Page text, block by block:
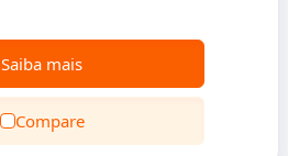
Saiba mais
Compare